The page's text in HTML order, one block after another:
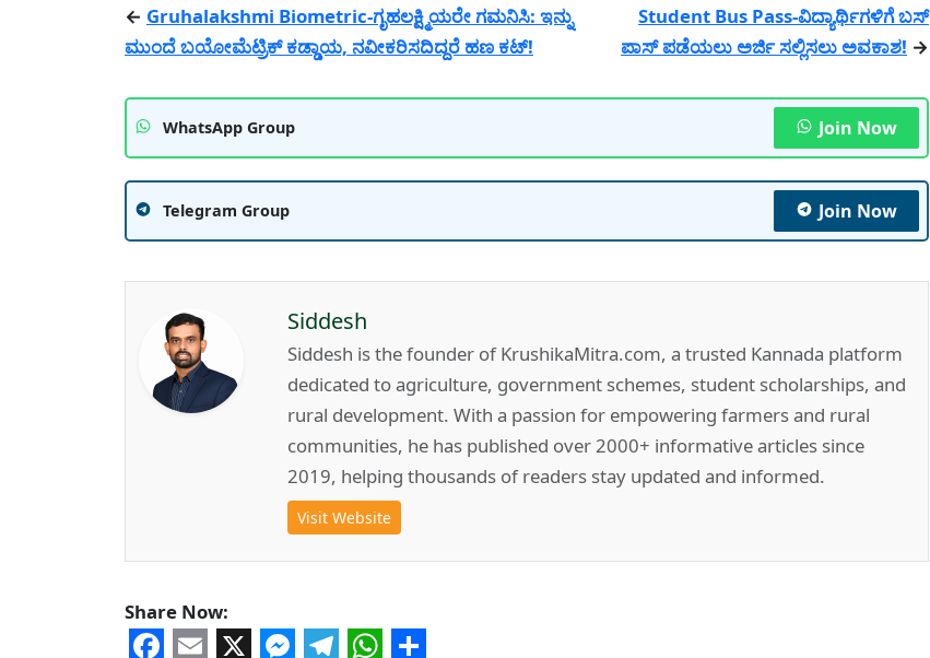
← Gruhalakshmi Biometric-ಗೃಹಲಕ್ಷ್ಮಿಯರೇ ಗಮನಿಸಿ: ಇನ್ನು
ಮುಂದೆ ಬಯೋಮೆಟ್ರಿಕ್ ಕಡ್ಡಾಯ, ನವೀಕರಿಸದಿದ್ದರೆ ಹಣ ಕಟ್!
Student Bus Pass-ವಿದ್ಯಾರ್ಥಿಗಳಿಗೆ ಬಸ್
ಪಾಸ್ ಪಡೆಯಲು ಅರ್ಜಿ ಸಲ್ಲಿಸಲು ಅವಕಾಶ! →
WhatsApp Group Join Now
Telegram Group Join Now
Siddesh
Siddesh is the founder of KrushikaMitra.com, a trusted Kannada platform
dedicated to agriculture, government schemes, student scholarships, and
rural development. With a passion for empowering farmers and rural
communities, he has published over 2000+ informative articles since
2019, helping thousands of readers stay updated and informed.
Visit Website
Share Now: